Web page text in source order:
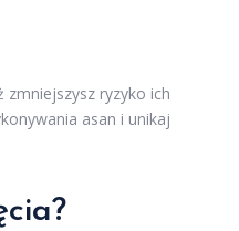
zmniejszysz ryzyko ich
asan i unikaj